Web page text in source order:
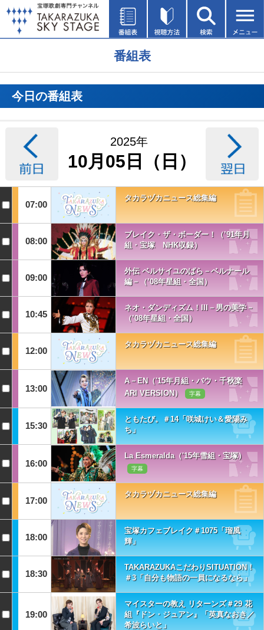
番組表
今日の番組表
2025年
10月05日（日）
07:00
タカラヅカニュース総集編
08:00
ブレイク・ザ・ボーダー！（’91年月
組・宝塚 NHK収録）
09:00
外伝 ベルサイユのばら－ベルナール
編－（’08年星組・全国）
10:45
ネオ・ダンディズム！III－男の美学－
（’08年星組・全国）
12:00
タカラヅカニュース総集編
13:00
A－EN（'15年月組・バウ・千秋楽
ARI VERSION）
字幕
15:30
ともたび。＃14「咲城けい＆愛陽み
ち」
16:00
La Esmeralda（'15年雪組・宝塚）
字幕
17:00
タカラヅカニュース総集編
18:00
宝塚カフェブレイク＃1075「瑠風
輝」
18:30
TAKARAZUKAこだわりSITUATION！
＃3「自分も物語の一員になるなら」
19:00
マイスターの教え リターンズ＃29 花
組『ドン・ジュアン』「英真なおき／
希波らいと」